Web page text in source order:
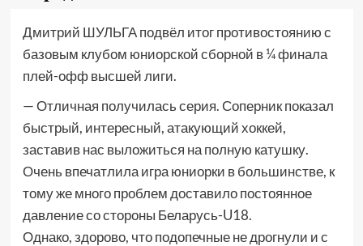
Дмитрий ШУЛЬГА подвёл итог противостоянию с
базовым клубом юниорской сборной в ¼ финала
плей-офф высшей лиги.
— Отличная получилась серия. Соперник показал
быстрый, интересный, атакующий хоккей,
заставив нас выложиться на полную катушку.
Очень впечатлила игра юниорки в большинстве, к
тому же много проблем доставило постоянное
давление со стороны Беларусь-U18.
Однако, здорово, что подопечные не дрогнули и с